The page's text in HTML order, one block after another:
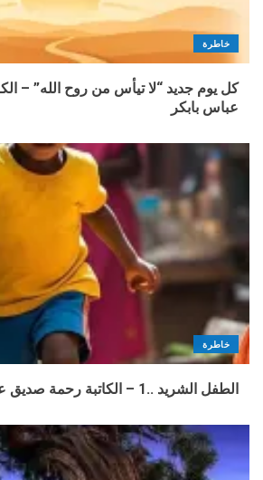
خاطرة
كل يوم جديد “لا تيأس من روح الله” –
عباس بابكر
خاطرة
الطفل الشريد ..1 – الكاتبة رحمة صديق عباس بابكر